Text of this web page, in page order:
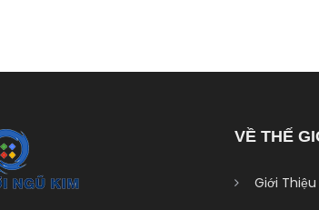
VỀ THẾ
Giới Thiệu